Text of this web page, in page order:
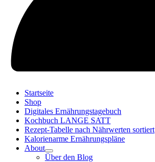
Startseite
Shop
Digitales Ernährungstagebuch
Kochbuch LANGE SATT
Rezept-Tabelle nach Nährwerten sortiert
Kalorienarme Ernährungspläne
About
Über den Blog